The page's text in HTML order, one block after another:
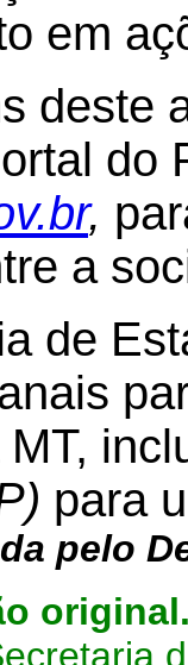
em
deste
do
,
a
de
para
pelo